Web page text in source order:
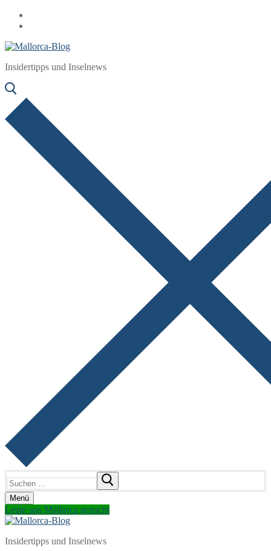
Zum
Inhalt
Menü
Schließen
Insidertipps und Inselnews
nach:
Menü
Leute aus Mallorca gesucht
Insidertipps und Inselnews